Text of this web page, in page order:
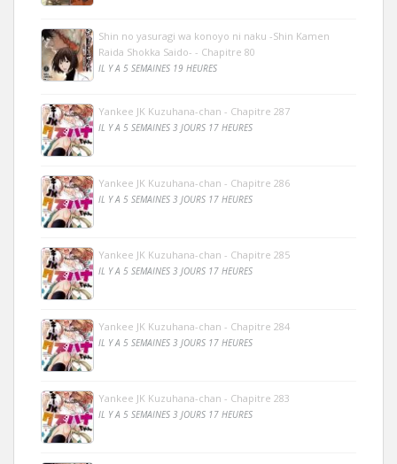
Shin no yasuragi wa konoyo ni naku -Shin Kamen
Raida Shokka Saido- - Chapitre 80
IL Y A 5 SEMAINES 19 HEURES
Yankee JK Kuzuhana-chan - Chapitre 287
IL Y A 5 SEMAINES 3 JOURS 17 HEURES
Yankee JK Kuzuhana-chan - Chapitre 286
IL Y A 5 SEMAINES 3 JOURS 17 HEURES
Yankee JK Kuzuhana-chan - Chapitre 285
IL Y A 5 SEMAINES 3 JOURS 17 HEURES
Yankee JK Kuzuhana-chan - Chapitre 284
IL Y A 5 SEMAINES 3 JOURS 17 HEURES
Yankee JK Kuzuhana-chan - Chapitre 283
IL Y A 5 SEMAINES 3 JOURS 17 HEURES